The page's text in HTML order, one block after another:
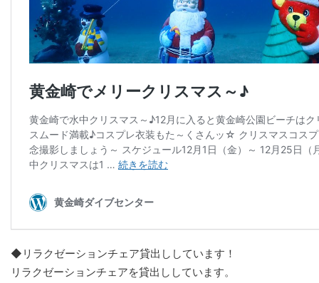
◆リラクゼーションチェア貸出ししています！
リラクゼーションチェアを貸出ししています。